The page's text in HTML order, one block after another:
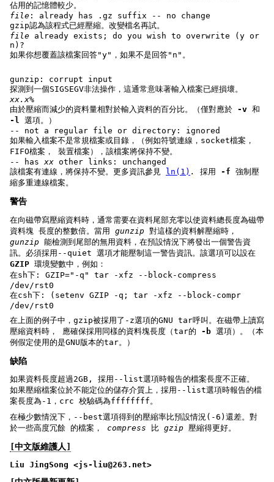
佔用的記憶體較少。
file : already has .gz suffix -- no change
gzip認為該程式已經壓縮。改變檔名再試。
file already exists; do you wish to overwrite (y or
n)?
如果你想覆蓋該檔案回答"y"，如果不是回答"n"。
gunzip: corrupt input
探測到一個SIGSEGV非法操作，這通常意味著輸入檔案已經損壞。
xx.x%
由於壓縮而減少的資料量相對於輸入資料的百分比。（僅對應於 -v 和
-l 選項。）
-- not a regular file or directory: ignored
如果輸入檔案不是常規檔案或目錄，（例如符號連線，socket檔案，
FIFO檔案， 裝置檔案），該檔案將保持不變。
-- hasxx other links: unchanged
該檔案有連線，將保持不變。更多資訊參見
ln(1) . 採用 -f 強制壓
縮多重連線檔案。
警告
在向磁帶寫壓縮資料時，通常需要在資料尾部充零以使資料總長度為磁帶
資料塊 長度的整數倍。當用 gunzip 對這樣的資料解壓縮時，
gunzip 能檢測到尾部的無用資料，在預設情況下將發出一個警告資
訊。必須採用--quiet 選項才能壓制這一警告資訊。該選項可以設在
GZIP 環境變數中，例如：
在sh下: GZIP="-q" tar -xfz --block-compress
/dev/rst0
在csh下: (setenv GZIP -q; tar -xfz --block-compr
/dev/rst0
在上面的例子中，gzip被採用了-z選項的GNU tar呼叫。在磁帶上讀寫
壓縮資料時， 應確保採用同樣的資料塊長度（tar的 -b 選項）。（本
例假定使用的是GNU版本的tar。）
缺陷
如果資料長度超過2GB, 採用--list選項時報告的檔案長度不正確。
如果壓縮檔案位於不能定位的儲存介質上，採用--list選項時報告的檔
案長度為-1，crc 校驗碼為ffffffff。
在極少數情況下，--best選項得到的壓縮率比預設情況(-6)還差。對
於一些高度冗餘 的檔案， compress 比 gzip 壓縮得更好。
[中文版維護人]
Liu JingSong <js-liu@263.net>